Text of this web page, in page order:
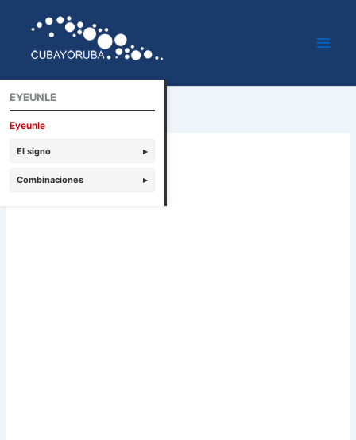
contenido
EYEUNLE
Eyeunle
El signo ▸
Combinaciones ▸